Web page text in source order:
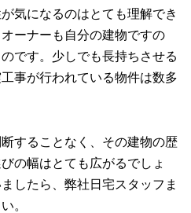
気になるのはとても理解でき
ーナーも自分の建物ですの
です。少しでも長持ちさせる
事が行われている物件は数多
することなく、その建物の歴
の幅はとても広がるでしょ
したら、弊社日宅スタッフま
。